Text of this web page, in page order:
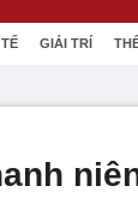
GIẢI TRÍ